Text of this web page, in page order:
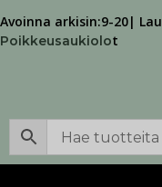
Avoinna arkisin:9-20|
Poikkeusaukiolot